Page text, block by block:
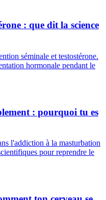
: que dit la science
séminale et testostérone.
hormonale pendant le
: pourquoi tu es
l'addiction à la masturbation
pour reprendre le